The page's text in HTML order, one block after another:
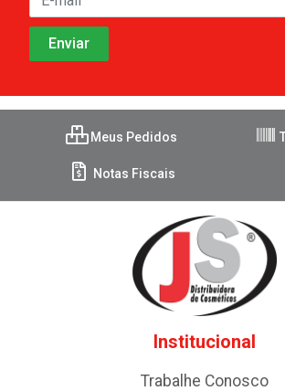
Meus Pedidos
Notas Fiscais
Institucional
Trabalhe Conosco